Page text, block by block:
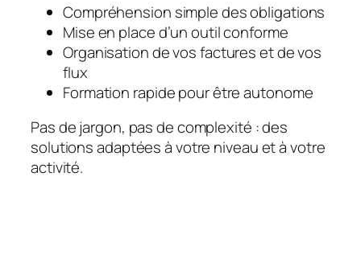
Compréhension simple des obligations
Mise en place d’un outil conforme
Organisation de vos factures et de vos
flux
Formation rapide pour être autonome
Pas de jargon, pas de complexité : des
solutions adaptées à votre niveau et à votre
activité.